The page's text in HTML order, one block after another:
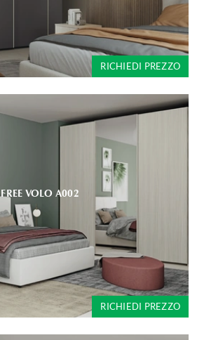
RICHIEDI PREZZO
FREE VOLO A002
RICHIEDI PREZZO